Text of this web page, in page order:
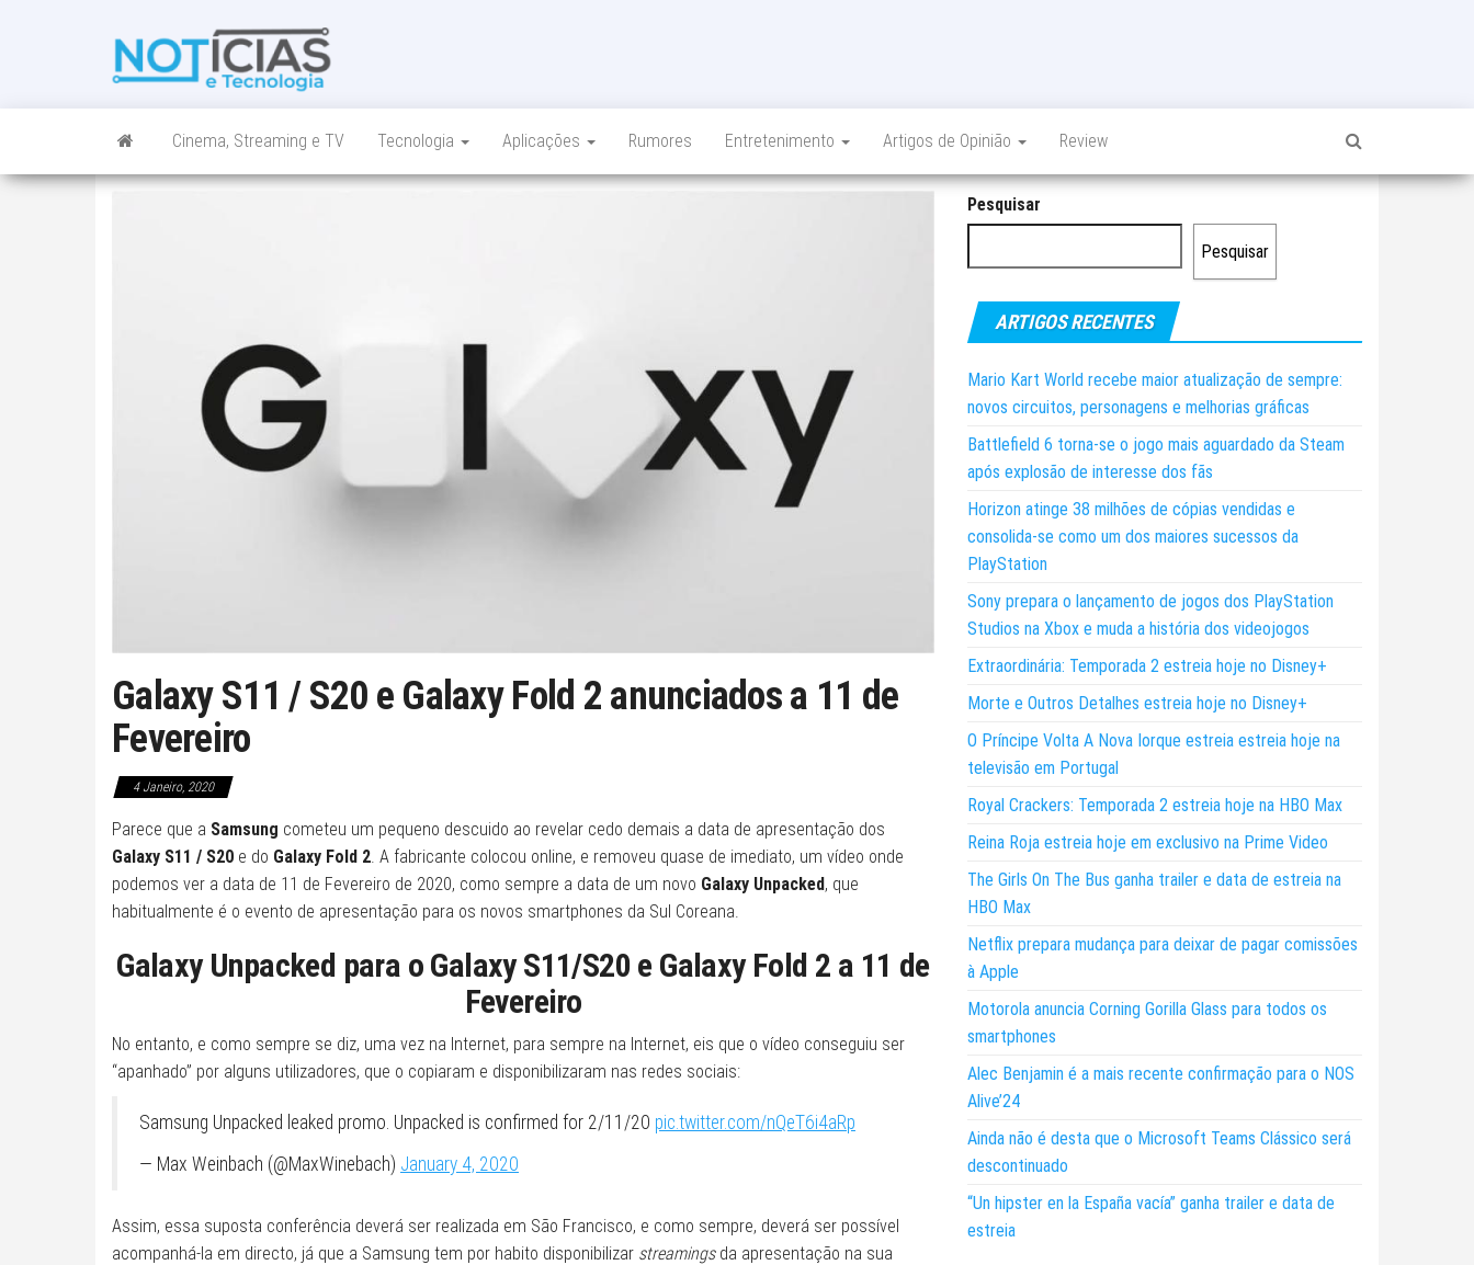
num só lugar
Cinema, Streaming e TV Tecnologia Aplicações Rumores Entretenimento Artigos de Opinião Review
Galaxy S11 / S20 e Galaxy Fold 2 anunciados a 11 de
Fevereiro
4 Janeiro, 2020
Parece que a Samsung cometeu um pequeno descuido ao revelar cedo demais a data de apresentação dos
Galaxy S11 / S20 e do Galaxy Fold 2 . A fabricante colocou online, e removeu quase de imediato, um vídeo onde
podemos ver a data de 11 de Fevereiro de 2020, como sempre a data de um novo Galaxy Unpacked, que
habitualmente é o evento de apresentação para os novos smartphones da Sul Coreana.
Galaxy Unpacked para o Galaxy S11/S20 e Galaxy Fold 2 a 11 de
Fevereiro
No entanto, e como sempre se diz, uma vez na Internet, para sempre na Internet, eis que o vídeo conseguiu ser
“apanhado” por alguns utilizadores, que o copiaram e disponibilizaram nas redes sociais:
Samsung Unpacked leaked promo. Unpacked is confirmed for 2/11/20 pic.twitter.com/nQeT6i4aRp
— Max Weinbach (@MaxWinebach) January 4, 2020
Assim, essa suposta conferência deverá ser realizada em São Francisco, e como sempre, deverá ser possível
acompanhá-la em directo, já que a Samsung tem por habito disponibilizar streamingsda apresentação na sua
Pesquisar
Pesquisar
ARTIGOS RECENTES
Mario Kart World recebe maior atualização de sempre:
novos circuitos, personagens e melhorias gráficas
Battlefield 6 torna-se o jogo mais aguardado da Steam
após explosão de interesse dos fãs
Horizon atinge 38 milhões de cópias vendidas e
consolida-se como um dos maiores sucessos da
PlayStation
Sony prepara o lançamento de jogos dos PlayStation
Studios na Xbox e muda a história dos videojogos
Extraordinária: Temporada 2 estreia hoje no Disney+
Morte e Outros Detalhes estreia hoje no Disney+
O Príncipe Volta A Nova Iorque estreia estreia hoje na
televisão em Portugal
Royal Crackers: Temporada 2 estreia hoje na HBO Max
Reina Roja estreia hoje em exclusivo na Prime Video
The Girls On The Bus ganha trailer e data de estreia na
HBO Max
Netflix prepara mudança para deixar de pagar comissões
à Apple
Motorola anuncia Corning Gorilla Glass para todos os
smartphones
Alec Benjamin é a mais recente confirmação para o NOS
Alive’24
Ainda não é desta que o Microsoft Teams Clássico será
descontinuado
“Un hipster en la España vacía” ganha trailer e data de
estreia